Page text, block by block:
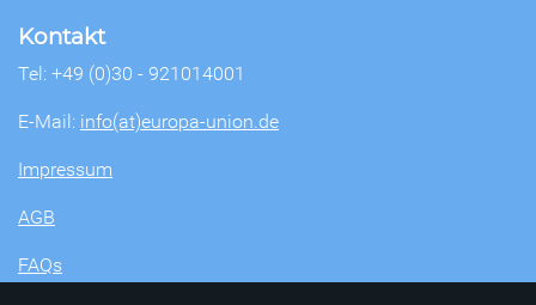
Kontakt
Tel: +49 (0)30 - 921014001
E-Mail: info(at)europa-union.de
Impressum
AGB
FAQs